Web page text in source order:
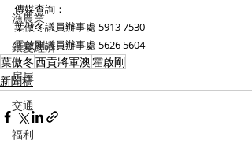
漁農業
銀髮經濟
房屋
交通
福利
傳媒查詢：
葉傲冬議員辦事處 5913 7530
霍啟剛議員辦事處 5626 5604
葉傲冬西貢將軍澳霍啟剛
新聞稿